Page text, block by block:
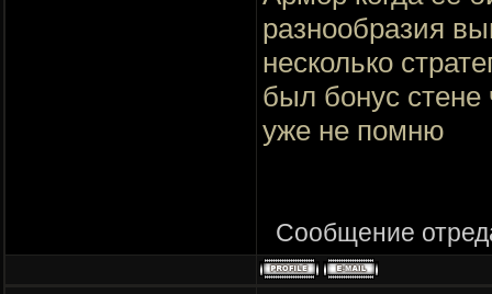
разнообразия
несколько
был бонус стене
уже не помню
Сообщение